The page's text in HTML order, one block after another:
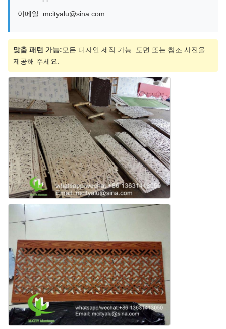
이메일: mcityalu@sina.com
맞춤 패턴 가능:모든 디자인 제작 가능. 도면 또는 참조 사진을
제공해 주세요.